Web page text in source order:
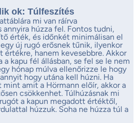
ok: Túlfeszítés
mi van ráírva
annyira húzza fel. Fontos tudni,
érték, és időnkét minimálisan el
új rugó erősnek tűnik, ilyenkor
értékre, hanem kevesebbre. Akkor
a kapu fél állásban, se fel se le nem
hónap múlva ellenőrizze le hogy
hogy utána kell húzni. Ha
amit a Hörmann előír, akkor a
csökkenhet. Túlhúzásnak mi
a kapun megadott értéktől,
húzzuk. Soha ne húzza túl a